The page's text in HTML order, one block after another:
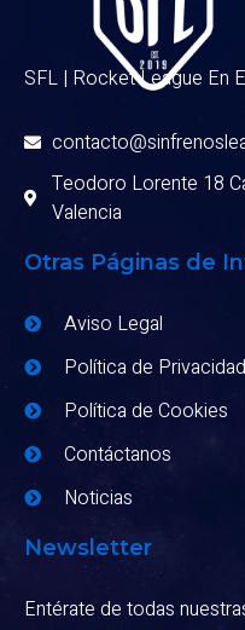
SFL | Rocket League En
Teodoro Lorente 18
Valencia
Otras Páginas de
Aviso Legal
Política de Privacidad
Política de Cookies
Contáctanos
Noticias
Newsletter
Entérate de todas